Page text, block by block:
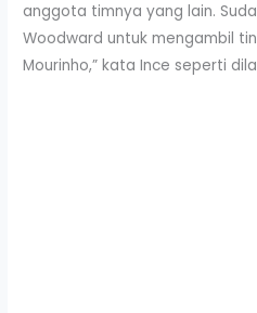
anggota timnya yang lain.
Woodward untuk mengambil
Mourinho,” kata Ince seperti